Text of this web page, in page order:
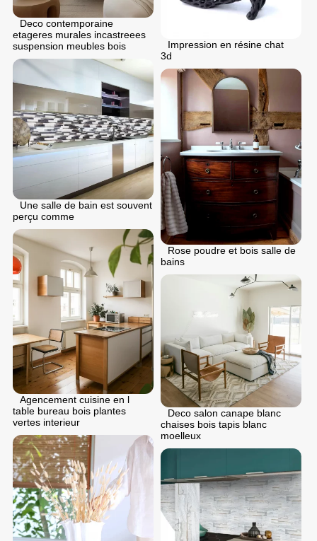
Deco contemporaine
etageres murales incastreees
suspension meubles bois
Impression en résine chat
3d
Une salle de bain est souvent
perçu comme
Rose poudre et bois salle de
bains
Agencement cuisine en l
table bureau bois plantes
vertes interieur
Deco salon canape blanc
chaises bois tapis blanc
moelleux